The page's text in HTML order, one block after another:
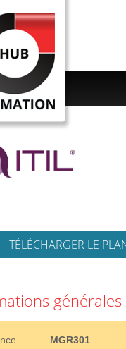
TÉLÉCHARGER LE
générales
MGR301